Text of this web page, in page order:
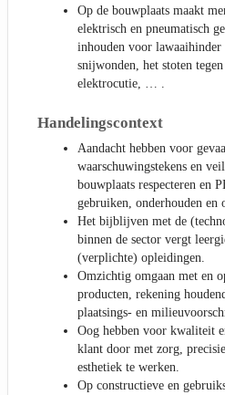
Op de bouwplaats maakt
elektrisch en pneumatisch
inhouden voor
snijwonden, het stoten
elektrocutie, … .
Handelingscontext
Aandacht hebben voor
waarschuwingstekens en
bouwplaats respecteren en
gebruiken, onderhouden en
Het bijblijven met de
binnen de sector vergt
(verplichte) opleidingen.
Omzichtig omgaan met en
producten, rekening
plaatsings- en
Oog hebben voor kwaliteit
klant door met zorg,
esthetiek te werken.
Op constructieve en